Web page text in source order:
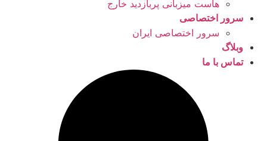
هاست میزبانی پربازدید خارج
سرور اختصاصی
سرور اختصاصی ایران
وبلاگ
تماس با ما